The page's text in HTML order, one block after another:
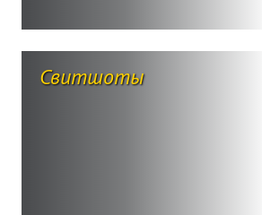
Свитшоты